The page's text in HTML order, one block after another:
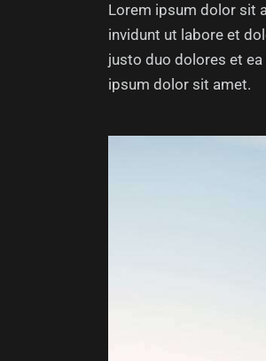
Lorem ipsum dolor sit
invidunt ut labore et
justo duo dolores et
ipsum dolor sit amet.